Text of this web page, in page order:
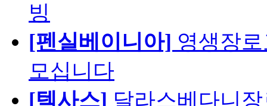
빙
[펜실베이니아] 영생장
모십니다
[텍사스] 달라스베다니